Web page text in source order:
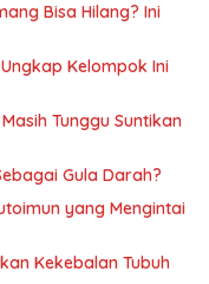
Bisa Hilang? Ini
Kelompok Ini
Tunggu Suntikan
Gula Darah?
yang Mengintai
Kekebalan Tubuh